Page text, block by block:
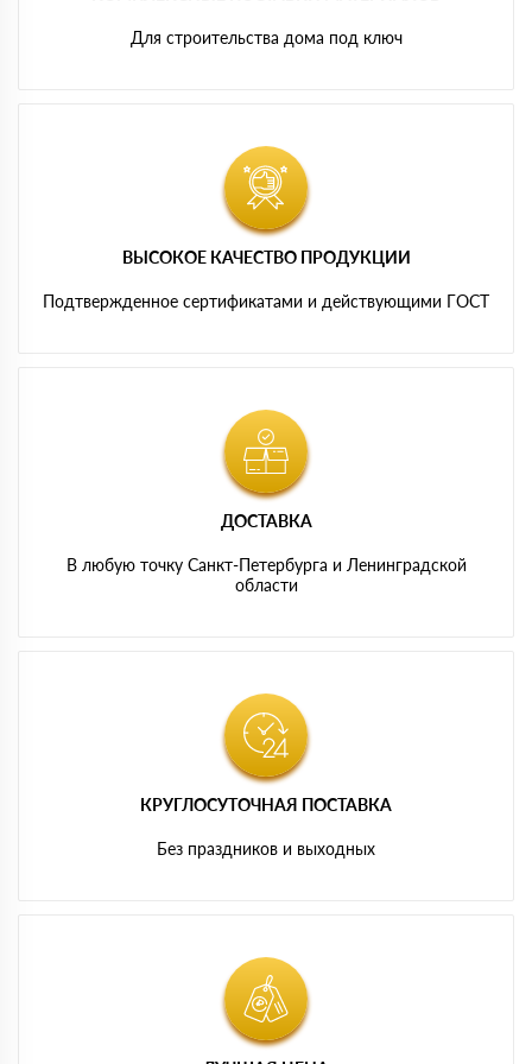
Для строительства дома под ключ
ВЫСОКОЕ КАЧЕСТВО ПРОДУКЦИИ
Подтвержденное сертификатами и действующими ГОСТ
ДОСТАВКА
В любую точку Санкт-Петербурга и Ленинградской
области
КРУГЛОСУТОЧНАЯ ПОСТАВКА
Без праздников и выходных